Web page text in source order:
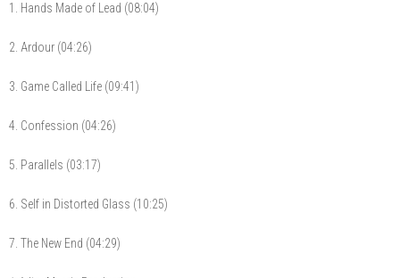
1. Hands Made of Lead (08:04)
2. Ardour (04:26)
3. Game Called Life (09:41)
4. Confession (04:26)
5. Parallels (03:17)
6. Self in Distorted Glass (10:25)
7. The New End (04:29)